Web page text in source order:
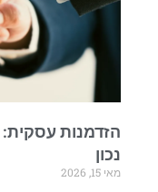
הזדמנות עסקית:
נכון
מאי 15, 2026